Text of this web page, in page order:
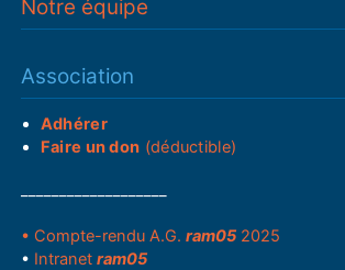
Notre équipe
Association
Adhérer
Faire un don (déductible)
• Compte-rendu A.G.ram05 2025
• Intranetram05